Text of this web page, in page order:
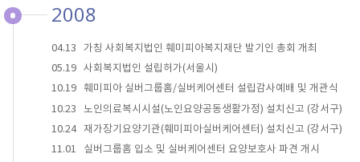
2008
04.13 가칭 사회복지법인 훼미피아복지재단 발기인 총회 개최
05.19 사회복지법인 설립허가(서울시)
10.19 훼미피아 실버그룹홈/실버케어센터 설립감사예배 및 개관식
10.23
노인의료복시시설(노인요양공동생활가정) 설치신고 (강서구)
10.24 재가장기요양기관(훼미피아실버케어센터) 설치신고 (강서구)
11.01 실버그룹홈 입소 및 실버케어센터 요양보호사 파견 개시